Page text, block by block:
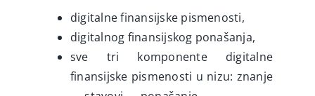
digitalne finansijske pismenosti,
digitalnog finansijskog ponašanja,
sve tri komponente digitalne
finansijske pismenosti u nizu: znanje